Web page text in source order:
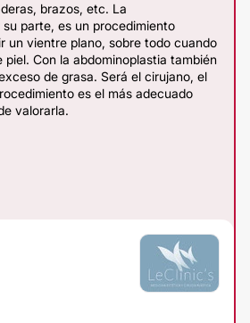
brazos, etc. La
parte, es un procedimiento
un vientre plano, sobre todo cuando
Con la abdominoplastia también
de grasa. Será el cirujano, el
es el más adecuado
valorarla.